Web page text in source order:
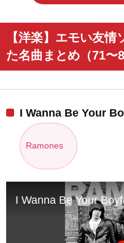
【洋楽】エモい友
た名曲まとめ（71〜
I Wanna Be Your
Ramones
I Wanna Be Your